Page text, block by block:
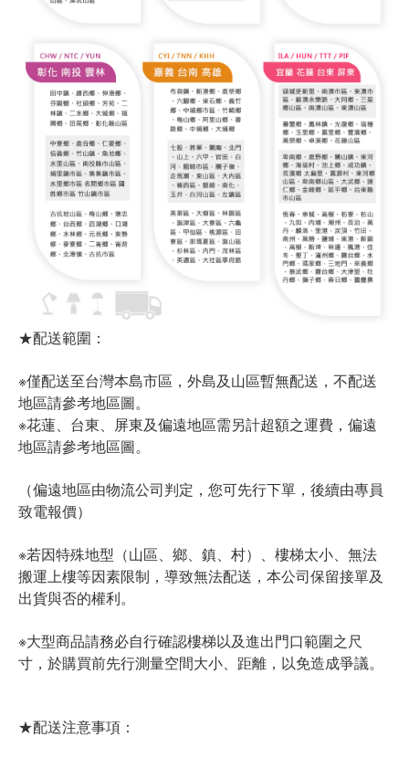
★配送範圍：
※僅配送至台灣本島市區，外島及山區暫無配送，不配送
地區請參考地區圖。
※花蓮、台東、屏東及偏遠地區需另計超額之運費，偏遠
地區請參考地區圖。
（偏遠地區由物流公司判定，您可先行下單，後續由專員
致電報價）
※若因特殊地型（山區、鄉、鎮、村）、樓梯太小、無法
搬運上樓等因素限制，導致無法配送，本公司保留接單及
出貨與否的權利。
※大型商品請務必自行確認樓梯以及進出門口範圍之尺
寸，於購買前先行測量空間大小、距離，以免造成爭議。
★配送注意事項：